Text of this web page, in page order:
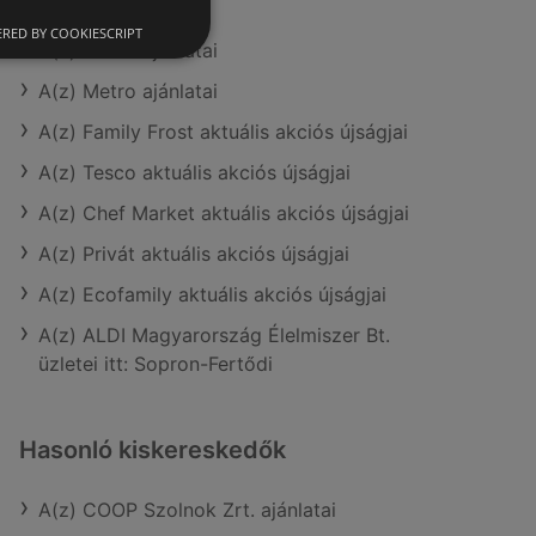
A(z) Tesco ajánlatai
A(z) Metro ajánlatai
A(z) Family Frost aktuális akciós újságjai
A(z) Tesco aktuális akciós újságjai
A(z) Chef Market aktuális akciós újságjai
A(z) Privát aktuális akciós újságjai
A(z) Ecofamily aktuális akciós újságjai
A(z) ALDI Magyarország Élelmiszer Bt.
üzletei itt: Sopron-Fertődi
Hasonló kiskereskedők
A(z) COOP Szolnok Zrt. ajánlatai
BY COOKIESCRIPT